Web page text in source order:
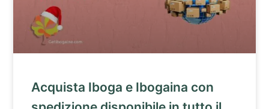
Acquista Iboga e Ibogaina con